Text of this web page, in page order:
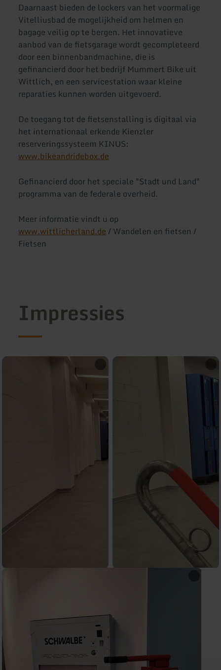
Daarnaast bieden de lockers van het voormalige
Vitelliusbad de mogelijkheid om helmen en
bagage veilig op te bergen. Het innovatieve
aanbod van de fietsgarage wordt gecompleteerd
door een binnenbandmachine, die is
gefinancierd door het bedrijf Mummert Bike uit
Wittlich, en een servicestation waar kleine
reparaties kunnen worden uitgevoerd.
De toegang tot de fietsenstalling is digitaal via
het internationaal erkende Kienzler
reserveringssysteem KINUS:
www.bikeandridebox.de
Gefinancierd door het speciale "Stadt und Land"
programma van de federale overheid.
Meer informatie vindt u op
www.wittlicherland.de/ Wandelen en fietsen /
Fietsen
Impressies